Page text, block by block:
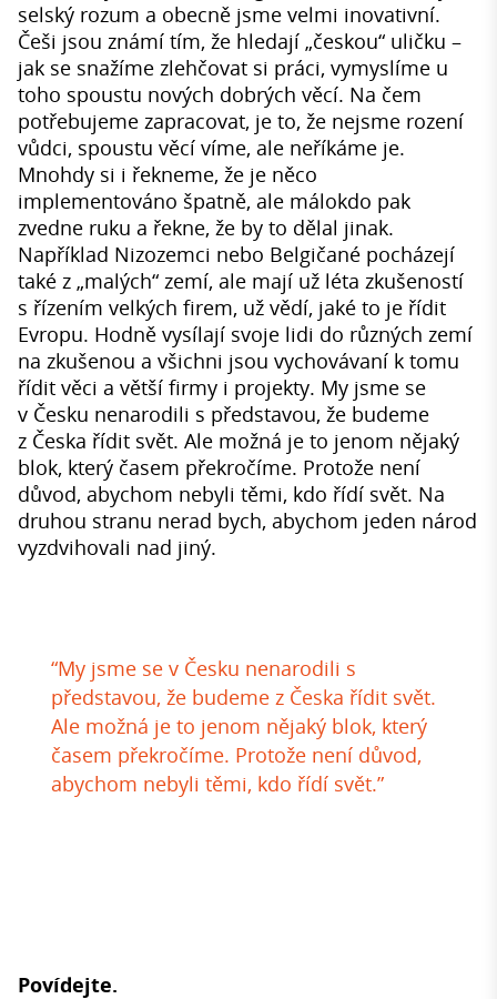
selský rozum a obecně jsme velmi inovativní.
Češi jsou známí tím, že hledají „českou“ uličku –
jak se snažíme zlehčovat si práci, vymyslíme u
toho spoustu nových dobrých věcí. Na čem
potřebujeme zapracovat, je to, že nejsme rození
vůdci, spoustu věcí víme, ale neříkáme je.
Mnohdy si i řekneme, že je něco
implementováno špatně, ale málokdo pak
zvedne ruku a řekne, že by to dělal jinak.
Například Nizozemci nebo Belgičané pocházejí
také z „malých“ zemí, ale mají už léta zkušeností
s řízením velkých firem, už vědí, jaké to je řídit
Evropu. Hodně vysílají svoje lidi do různých zemí
na zkušenou a všichni jsou vychovávaní k tomu
řídit věci a větší firmy i projekty. My jsme se
v Česku nenarodili s představou, že budeme
z Česka řídit svět. Ale možná je to jenom nějaký
blok, který časem překročíme. Protože není
důvod, abychom nebyli těmi, kdo řídí svět. Na
druhou stranu nerad bych, abychom jeden národ
vyzdvihovali nad jiný.
“My jsme se v Česku nenarodili s
představou, že budeme z Česka řídit svět.
Ale možná je to jenom nějaký blok, který
časem překročíme. Protože není důvod,
abychom nebyli těmi, kdo řídí svět.”
Povídejte.